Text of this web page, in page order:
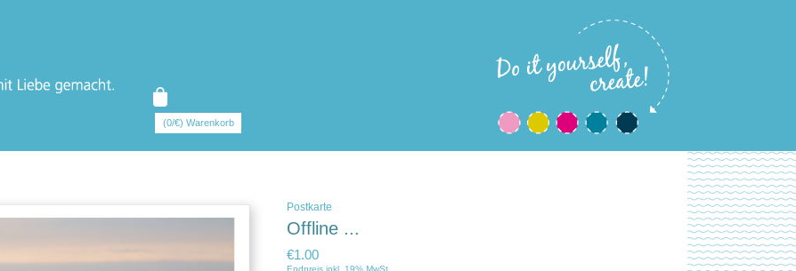
(0/€) Warenkorb
Postkarte
Offline ...
€1.00
Endpreis inkl. 19% MwSt.